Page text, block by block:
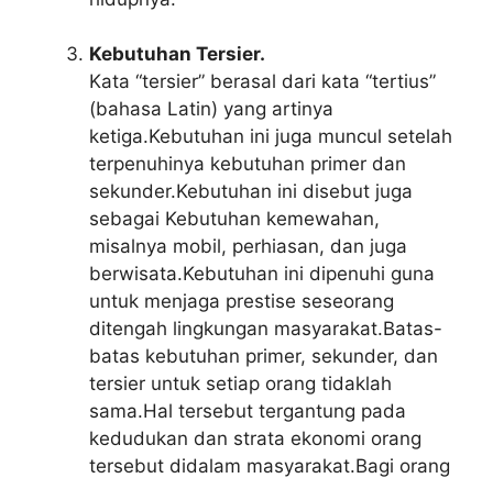
Kebutuhan Tersier.
Kata “tersier” berasal dari kata “tertius”
(bahasa Latin) yang artinya
ketiga.Kebutuhan ini juga muncul setelah
terpenuhinya kebutuhan primer dan
sekunder.Kebutuhan ini disebut juga
sebagai Kebutuhan kemewahan,
misalnya mobil, perhiasan, dan juga
berwisata.Kebutuhan ini dipenuhi guna
untuk menjaga prestise seseorang
ditengah lingkungan masyarakat.Batas-
batas kebutuhan primer, sekunder, dan
tersier untuk setiap orang tidaklah
sama.Hal tersebut tergantung pada
kedudukan dan strata ekonomi orang
tersebut didalam masyarakat.Bagi orang